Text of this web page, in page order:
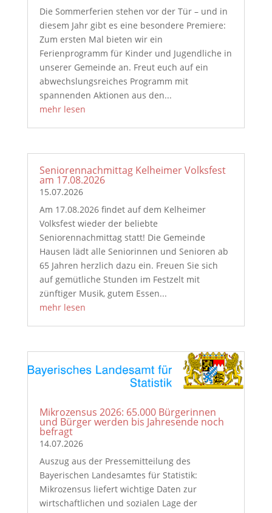
Die Sommerferien stehen vor der Tür – und in
diesem Jahr gibt es eine besondere Premiere:
Zum ersten Mal bieten wir ein
Ferienprogramm für Kinder und Jugendliche in
unserer Gemeinde an. Freut euch auf ein
abwechslungsreiches Programm mit
spannenden Aktionen aus den...
mehr lesen
Seniorennachmittag Kelheimer Volksfest
am 17.08.2026
15.07.2026
Am 17.08.2026 findet auf dem Kelheimer
Volksfest wieder der beliebte
Seniorennachmittag statt! Die Gemeinde
Hausen lädt alle Seniorinnen und Senioren ab
65 Jahren herzlich dazu ein. Freuen Sie sich
auf gemütliche Stunden im Festzelt mit
zünftiger Musik, gutem Essen...
mehr lesen
Mikrozensus 2026: 65.000 Bürgerinnen
und Bürger werden bis Jahresende noch
befragt
14.07.2026
Auszug aus der Pressemitteilung des
Bayerischen Landesamtes für Statistik:
Mikrozensus liefert wichtige Daten zur
wirtschaftlichen und sozialen Lage der